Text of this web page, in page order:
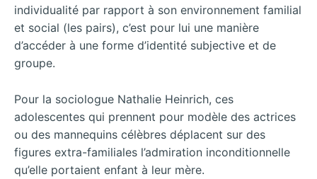
individualité par rapport à son environnement familial
et social (les pairs), c’est pour lui une manière
d’accéder à une forme d’identité subjective et de
groupe.
Pour la sociologue Nathalie Heinrich, ces
adolescentes qui prennent pour modèle des actrices
ou des mannequins célèbres déplacent sur des
figures extra-familiales l’admiration inconditionnelle
qu’elle portaient enfant à leur mère.